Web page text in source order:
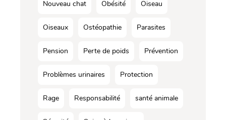
Nouveau chat Obésité Oiseau
Oiseaux Ostéopathie Parasites
Pension Perte de poids Prévention
Problèmes urinaires Protection
Rage Responsabilité santé animale